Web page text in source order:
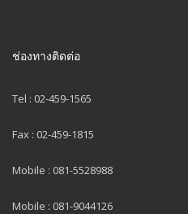
ช่องทางติดต่อ
Tel : 02-459-1565
Fax : 02-459-1815
Mobile : 081-5528988
Mobile : 081-9044126